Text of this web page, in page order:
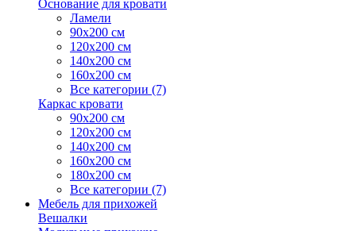
Основание для кровати
Ламели
90х200 см
120х200 см
140х200 см
160х200 см
Все категории (7)
Каркас кровати
90х200 см
120х200 см
140х200 см
160х200 см
180х200 см
Все категории (7)
Мебель для прихожей
Вешалки